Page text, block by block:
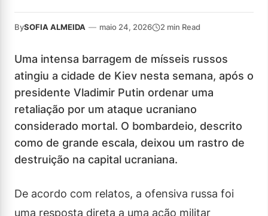
BySOFIA ALMEIDA — maio 24, 2026 2 min Read
Uma intensa barragem de mísseis russos
atingiu a cidade de Kiev nesta semana, após o
presidente Vladimir Putin ordenar uma
retaliação por um ataque ucraniano
considerado mortal. O bombardeio, descrito
como de grande escala, deixou um rastro de
destruição na capital ucraniana.
De acordo com relatos, a ofensiva russa foi
uma resposta direta a uma ação militar